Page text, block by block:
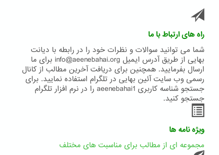
راه های ارتباط با ما
شما می توانید سوالات و نظرات خود را در رابطه با دیانت
بهایی از طریق آدرس ایمیل info@aeenebahai.org برای ما
ارسال بفرمایید. همچنین برای دریافت آخرین مطالب از کانال
رسمی وب سایت آئین بهایی در تلگرام استفاده نمایید. برای
جستجو شناسه کاربری aeenebahai1 را در نرم افزار تلگرام
جستجو کنید.
ویژه نامه ها
مجموعه ای از مطالب برای مناسبت های مختلف